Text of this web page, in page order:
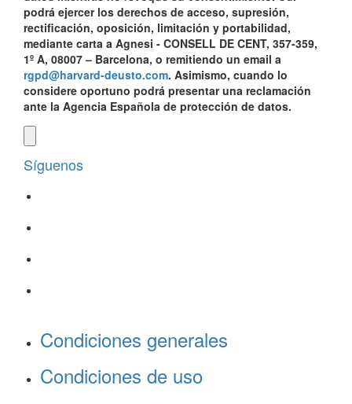
podrá ejercer los derechos de acceso, supresión,
rectificación, oposición, limitación y portabilidad,
mediante carta a Agnesi - CONSELL DE CENT, 357-359,
1º A, 08007 – Barcelona, o remitiendo un email a
rgpd@harvard-deusto.com. Asimismo, cuando lo
considere oportuno podrá presentar una reclamación
ante la Agencia Española de protección de datos.
Síguenos
Condiciones generales
Condiciones de uso